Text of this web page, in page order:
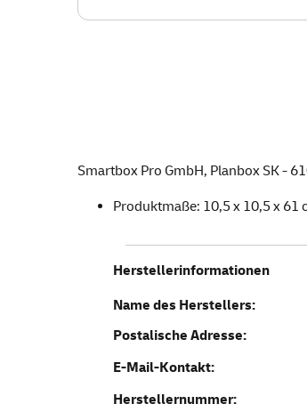
Smartbox Pro GmbH, Planbox SK -
Produktmaße: 10,5 x 10,5 x 61
Herstellerinformationen
Name des Herstellers:
Postalische Adresse:
E-Mail-Kontakt:
Herstellernummer: